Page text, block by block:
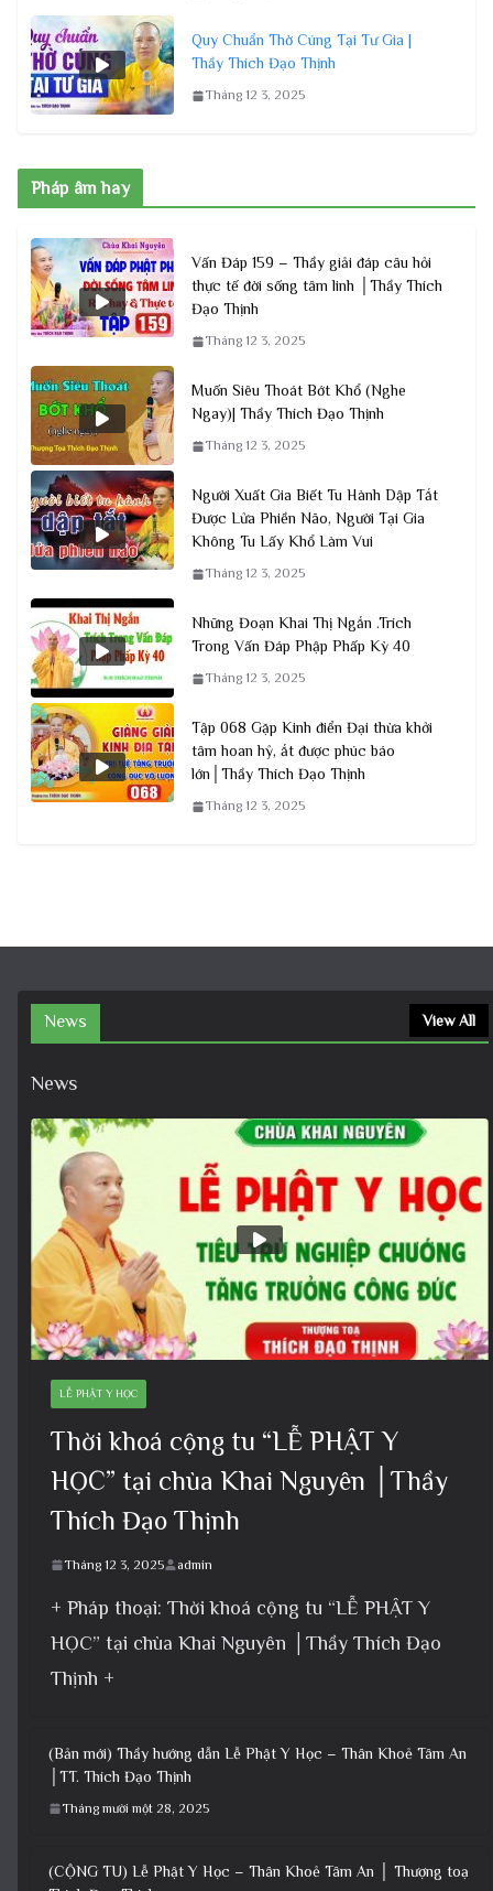
Quy Chuẩn Thờ Cúng Tại Tư Gia |
Thầy Thích Đạo Thịnh
Tháng 12 3, 2025
Pháp âm hay
Vấn Đáp 159 – Thầy giải đáp câu hỏi
thực tế đời sống tâm linh │Thầy Thích
Đạo Thịnh
Tháng 12 3, 2025
Muốn Siêu Thoát Bớt Khổ (Nghe
Ngay)| Thầy Thích Đạo Thịnh
Tháng 12 3, 2025
Người Xuất Gia Biết Tu Hành Dập Tắt
Được Lửa Phiền Não, Người Tại Gia
Không Tu Lấy Khổ Làm Vui
Tháng 12 3, 2025
Những Đoạn Khai Thị Ngắn .Trích
Trong Vấn Đáp Phập Phấp Kỳ 40
Tháng 12 3, 2025
Tập 068 Gặp Kinh điển Đại thừa khởi
tâm hoan hỷ, ắt được phúc báo
lớn│Thầy Thích Đạo Thịnh
Tháng 12 3, 2025
News View All
News
LỄ PHẬT Y HỌC
Thời khoá cộng tu “LỄ PHẬT Y
HỌC” tại chùa Khai Nguyên │Thầy
Thích Đạo Thịnh
Tháng 12 3, 2025 admin
+ Pháp thoại: Thời khoá cộng tu “LỄ PHẬT Y
HỌC” tại chùa Khai Nguyên │Thầy Thích Đạo
Thịnh +
(Bản mới) Thầy hướng dẫn Lễ Phật Y Học – Thân Khoẻ Tâm An
│TT. Thích Đạo Thịnh
Tháng mười một 28, 2025
(CỘNG TU) Lễ Phật Y Học – Thân Khoẻ Tâm An │ Thượng toạ